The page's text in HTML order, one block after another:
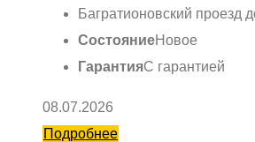
Багратионовский проезд
СостояниеНовое
ГарантияС гарантией
08.07.2026
Подробнее